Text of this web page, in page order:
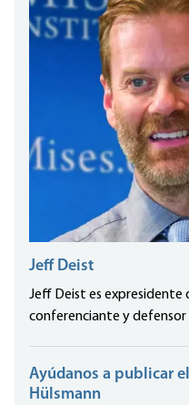
Jeff Deist
Jeff Deist es expresidente
conferenciante y defensor
Ayúdanos a publicar
Hülsmann